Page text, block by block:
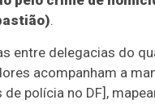
.
entre delegacias do
acompanham a
polícia no DF],